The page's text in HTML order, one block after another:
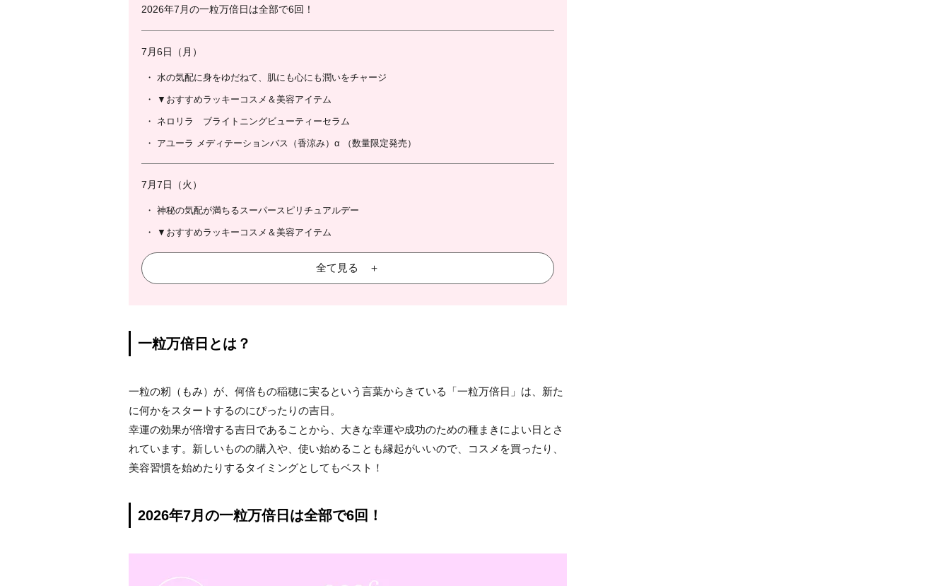
2026年7月の一粒万倍日は全部で6回！
7月6日（月）
水の気配に身をゆだねて、肌にも心にも潤いをチャージ
▼おすすめラッキーコスメ＆美容アイテム
ネロリラ ブライトニングビューティーセラム
アユーラ メディテーションバス（香涼み）α （数量限定発売）
7月7日（火）
神秘の気配が満ちるスーパースピリチュアルデー
▼おすすめラッキーコスメ＆美容アイテム
全て見る ＋
一粒万倍日とは？
一粒の籾（もみ）が、何倍もの稲穂に実るという言葉からきている「一粒万倍日」は、新た
に何かをスタートするのにぴったりの吉日。
幸運の効果が倍増する吉日であることから、大きな幸運や成功のための種まきによい日とさ
れています。新しいものの購入や、使い始めることも縁起がいいので、コスメを買ったり、
美容習慣を始めたりするタイミングとしてもベスト！
2026年7月の一粒万倍日は全部で6回！